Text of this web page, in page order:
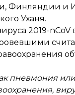
, Финляндии и
Уханя.
2019-nCoV
пневмония